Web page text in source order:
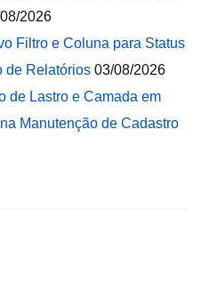
2026
Filtro e Coluna para Status
de Relatórios 03/08/2026
de Lastro e Camada em
Manutenção de Cadastro